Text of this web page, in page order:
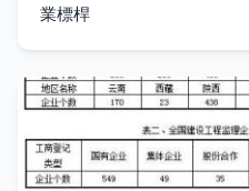
業標桿